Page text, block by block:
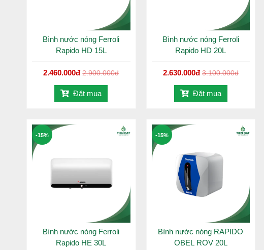
Bình nước nóng Ferroli
Rapido HD 15L
2.460.000đ 2.900.000đ
Đặt mua
Bình nước nóng Ferroli
Rapido HD 20L
2.630.000đ 3.100.000đ
Đặt mua
Bình nước nóng Ferroli
Rapido HE 30L
-15%
Bình nước nóng RAPIDO
OBEL ROV 20L
-15%